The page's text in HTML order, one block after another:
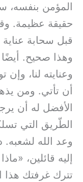
المؤمن بنفسه،
حقيقة عظيمة.
قبل سحابة عناية
وهذا صحيح. أيضًا
وعنايته لنا، وإن
أن تأتي. ومن
الأفضل له أن
الطّريق التي
وعد الله لشعبه.
إليه قائلين،
تترك غرفتك هذا